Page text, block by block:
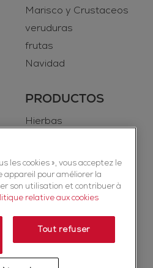
Marisco y Crustaceos
veruduras
frutas
Navidad
PRODUCTOS
Hierbas
& Company, Inc). Todos los
les cookies », vous acceptez le
appareil pour améliorer la
son utilisation et contribuer à
relative aux cookies
Tout refuser